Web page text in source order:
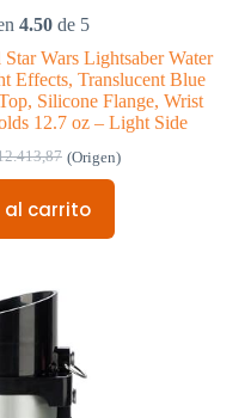
4.50 de 5
Wars Lightsaber Water
Effects, Translucent Blue
Silicone Flange, Wrist
12.7 oz – Light Side
(Origen)
al carrito